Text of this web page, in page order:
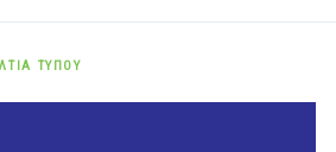
ΤΎΠΟΥ